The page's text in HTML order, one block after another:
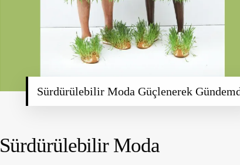
Sürdürülebilir Moda Güçlenerek
Sürdürülebilir Moda